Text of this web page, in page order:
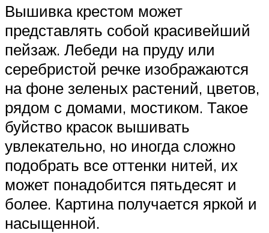
Вышивка крестом может
представлять собой красивейший
пейзаж. Лебеди на пруду или
серебристой речке изображаются
на фоне зеленых растений, цветов,
рядом с домами, мостиком. Такое
буйство красок вышивать
увлекательно, но иногда сложно
подобрать все оттенки нитей, их
может понадобится пятьдесят и
более. Картина получается яркой и
насыщенной.